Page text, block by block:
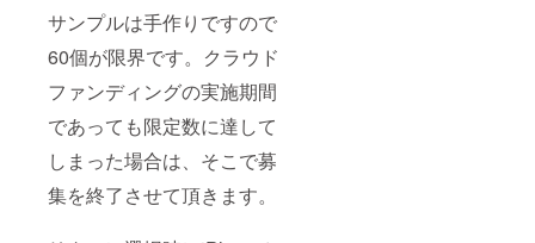
サンプルは手作りですので
60個が限界です。クラウド
ファンディングの実施期間
であっても限定数に達して
しまった場合は、そこで募
集を終了させて頂きます。